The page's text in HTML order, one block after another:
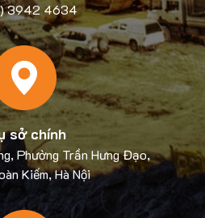
3942 4634
sở chính
Phường Trần Hưng Đạo,
Kiếm, Hà Nội